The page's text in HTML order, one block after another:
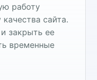
работу
сайта.
закрыть ее
временные